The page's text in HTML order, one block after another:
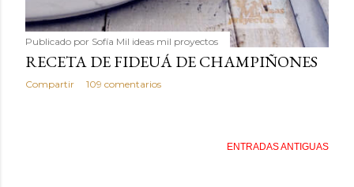
Publicado por Sofía Mil ideas mil proyectos
RECETA DE FIDEUÁ DE CHAMPIÑONES
Compartir 109 comentarios
ENTRADAS ANTIGUAS